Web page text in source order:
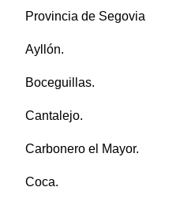
Provincia de Segovia
Ayllón.
Boceguillas.
Cantalejo.
Carbonero el Mayor.
Coca.